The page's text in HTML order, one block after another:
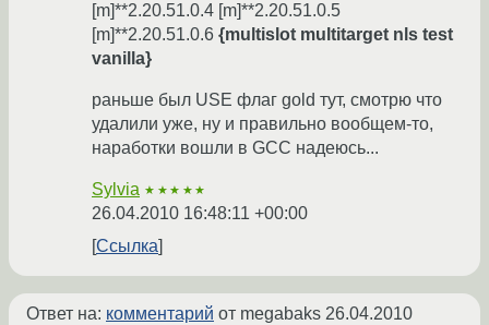
[m]**2.20.51.0.4 [m]**2.20.51.0.5
[m]**2.20.51.0.6 {multislot multitarget nls test
vanilla}
раньше был USE флаг gold тут, смотрю что
удалили уже, ну и правильно вообщем-то,
наработки вошли в GCC надеюсь...
Sylvia ★★★★★
26.04.2010 16:48:11 +00:00
Ссылка
Ответ на: комментарий от megabaks 26.04.2010